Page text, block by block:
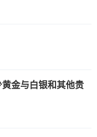
金与白银和其他贵